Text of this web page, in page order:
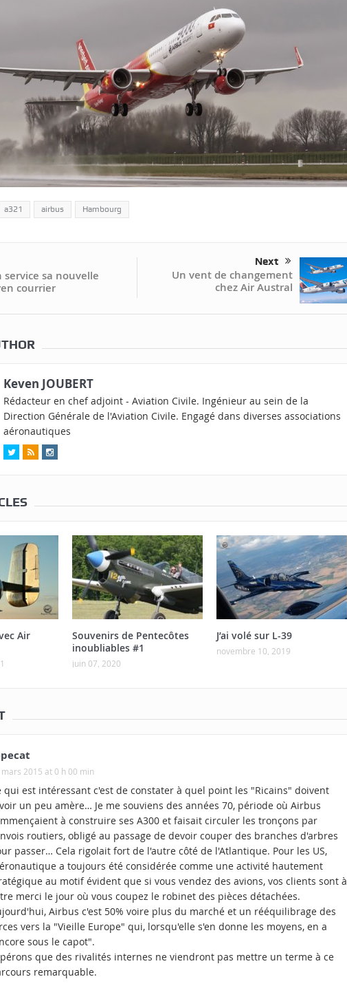
a321 airbus Hambourg
sa nouvelle
courrier
Next
Un vent de changement
chez Air Austral
Keven JOUBERT
Rédacteur en chef adjoint - Aviation Civile. Ingénieur au sein de la
Direction Générale de l'Aviation Civile. Engagé dans diverses associations
aéronautiques
Air
Souvenirs de Pentecôtes
inoubliables #1
juin 07, 2020
J’ai volé sur L-39
novembre 10, 2019
mars 2015 at 0 h 00 min
qui est intéressant c'est de constater à quel point les "Ricains" doivent
un peu amère… Je me souviens des années 70, période où Airbus
à construire ses A300 et faisait circuler les tronçons par
routiers, obligé au passage de devoir couper des branches d'arbres
passer… Cela rigolait fort de l'autre côté de l'Atlantique. Pour les US,
a toujours été considérée comme une activité hautement
au motif évident que si vous vendez des avions, vos clients sont à
merci le jour où vous coupez le robinet des pièces détachées.
Airbus c'est 50% voire plus du marché et un rééquilibrage des
vers la "Vieille Europe" qui, lorsqu'elle s'en donne les moyens, en a
sous le capot".
que des rivalités internes ne viendront pas mettre un terme à ce
remarquable.